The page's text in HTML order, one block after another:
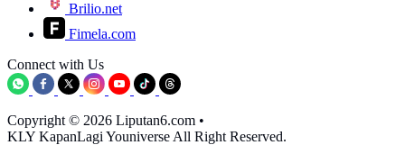
Brilio.net
Fimela.com
Connect with Us
Copyright © 2026 Liputan6.com •
KLY KapanLagi Youniverse All Right Reserved.